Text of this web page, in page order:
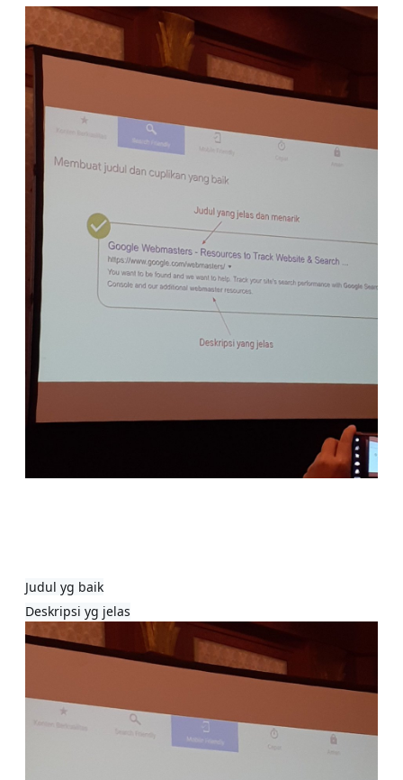
Maksimalkan dg search console
Judul yg baik
Deskripsi yg jelas